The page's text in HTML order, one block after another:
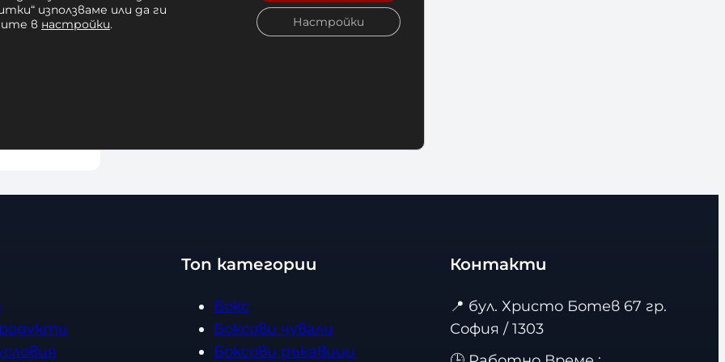
Leone
Топ категории
Бокс
Боксови чували
Боксови ръкавици
Контакти
📍 бул. Христо Ботев 67 гр.
София / 1303
използваме или да ги
в настройки. Настройки